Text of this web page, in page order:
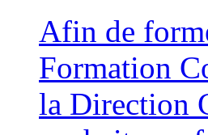
Afin de
Formation
la Direction